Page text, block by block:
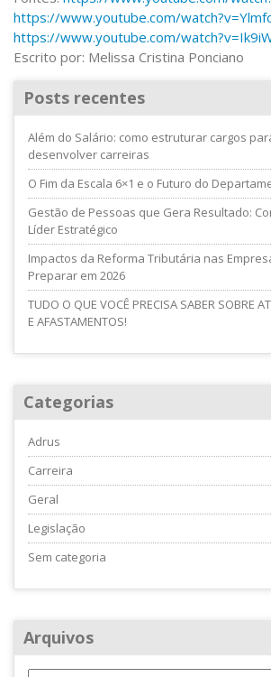
https://www.youtube.com/
https://www.youtube.com/
Escrito por: Melissa Cristina Ponciano
Posts recentes
Além do Salário: como estruturar cargos
desenvolver carreiras
O Fim da Escala 6×1 e o Futuro do
Gestão de Pessoas que Gera Resultado:
Líder Estratégico
Impactos da Reforma Tributária nas
Preparar em 2026
TUDO O QUE VOCÊ PRECISA SABER SOBRE
E AFASTAMENTOS!
Categorias
Adrus
Carreira
Geral
Legislação
Sem categoria
Arquivos